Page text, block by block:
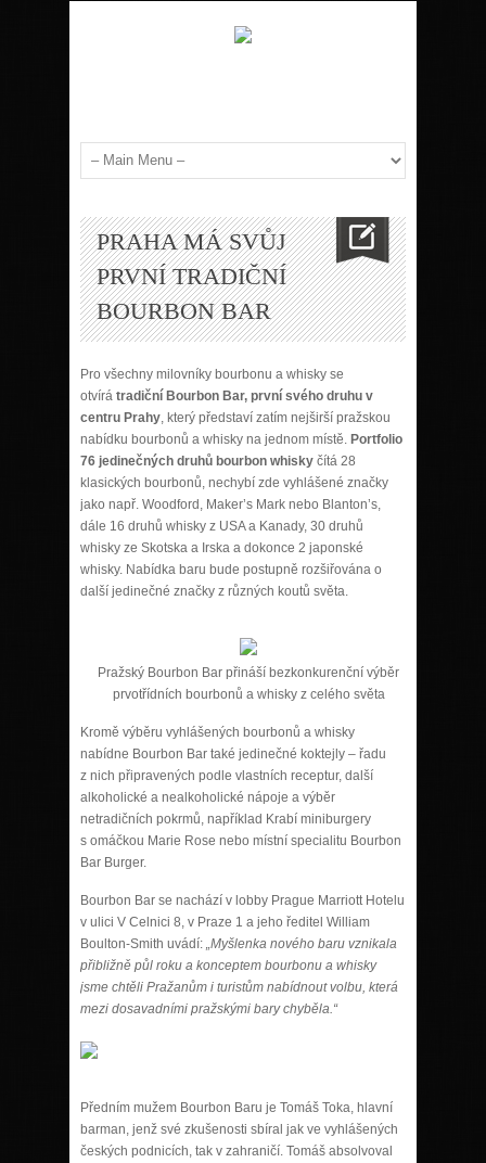
PRAHA MÁ SVŮJ
PRVNÍ TRADIČNÍ
BOURBON BAR
Pro všechny milovníky bourbonu a whisky se
otvírá tradiční Bourbon Bar, první svého druhu v
centru Prahy, který představí zatím nejširší pražskou
nabídku bourbonů a whisky na jednom místě. Portfolio
76 jedinečných druhů bourbon whisky čítá 28
klasických bourbonů, nechybí zde vyhlášené značky
jako např. Woodford, Maker’s Mark nebo Blanton’s,
dále 16 druhů whisky z USA a Kanady, 30 druhů
whisky ze Skotska a Irska a dokonce 2 japonské
whisky. Nabídka baru bude postupně rozšiřována o
další jedinečné značky z různých koutů světa.
Pražský Bourbon Bar přináší bezkonkurenční výběr
prvotřídních bourbonů a whisky z celého světa
Kromě výběru vyhlášených bourbonů a whisky
nabídne Bourbon Bar také jedinečné koktejly – řadu
z nich připravených podle vlastních receptur, další
alkoholické a nealkoholické nápoje a výběr
netradičních pokrmů, například Krabí miniburgery
s omáčkou Marie Rose nebo místní specialitu Bourbon
Bar Burger.
Bourbon Bar se nachází v lobby Prague Marriott Hotelu
v ulici V Celnici 8, v Praze 1 a jeho ředitel William
Boulton-Smith uvádí: „Myšlenka nového baru vznikala
přibližně půl roku a konceptem bourbonu a whisky
jsme chtěli Pražanům i turistům nabídnout volbu, která
mezi dosavadními pražskými bary chyběla.“
Předním mužem Bourbon Baru je Tomáš Toka, hlavní
barman, jenž své zkušenosti sbíral jak ve vyhlášených
českých podnicích, tak v zahraničí. Tomáš absolvoval